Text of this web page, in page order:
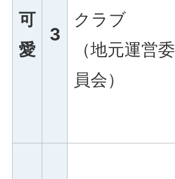
可
愛
3
クラブ
（地元運営委
員会）